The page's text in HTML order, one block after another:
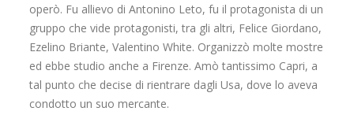
operò. Fu allievo di Antonino Leto, fu il protagonista di un
gruppo che vide protagonisti, tra gli altri, Felice Giordano,
Ezelino Briante, Valentino White. Organizzò molte mostre
ed ebbe studio anche a Firenze. Amò tantissimo Capri, a
tal punto che decise di rientrare dagli Usa, dove lo aveva
condotto un suo mercante.